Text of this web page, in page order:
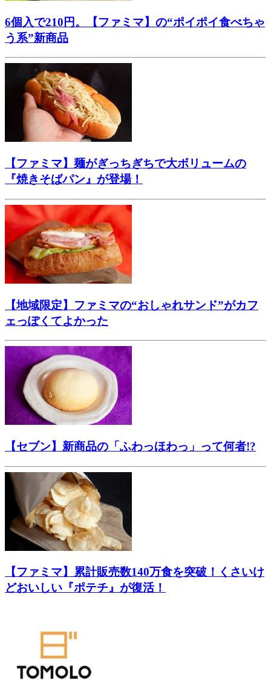
6個入で210円。【ファミマ】の“ポイポイ食べちゃ
う系”新商品
【ファミマ】麺がぎっちぎちで大ボリュームの
『焼きそばパン』が登場！
【地域限定】ファミマの“おしゃれサンド”がカフ
ェっぽくてよかった
【セブン】新商品の「ふわっほわっ」って何者!?
【ファミマ】累計販売数140万食を突破！くさいけ
どおいしい『ポテチ』が復活！